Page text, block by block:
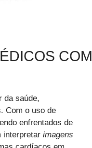
COM
da saúde,
Com o uso de
enfrentados de
interpretar imagens